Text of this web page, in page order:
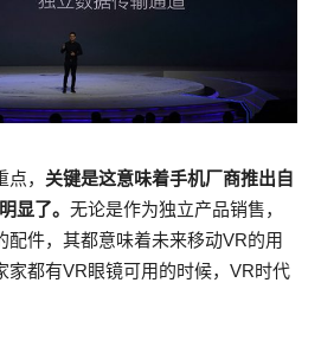
， 关键是这意味着手机厂商推出自
显了。 无论是作为独立产品销售，
配件，其都意味着未来移动VR的用
家都有VR眼镜可用的时候，VR时代